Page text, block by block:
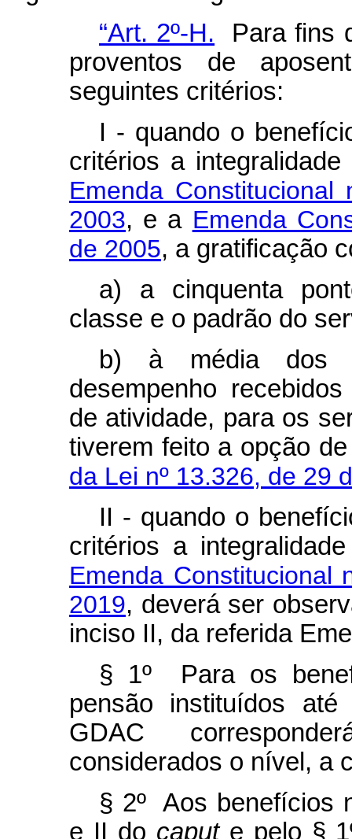
“Art. 2º-H. Para fins
proventos de
seguintes critérios:
I - quando o
critérios a
Emenda
2003, e a Emenda
de 2005, a gratificação
a) a cinquenta
classe e o padrão do
b) à média dos
desempenho
de atividade, para os
tiverem feito a opção
da Lei nº 13.326, de 29
II - quando o
critérios a
Emenda Constitucional
2019, deverá ser
inciso II, da referida
§ 1º Para os
pensão instituídos
GDAC
considerados o nível, a
§ 2º Aos benefícios
e II do capute pelo §